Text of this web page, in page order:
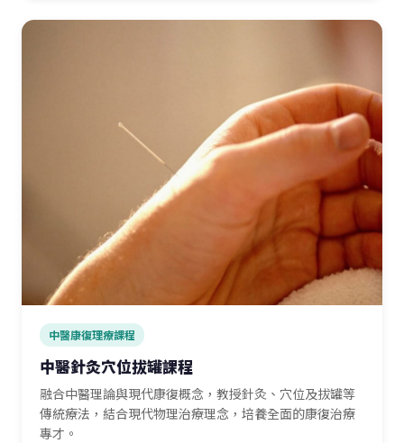
中醫康復理療課程
中醫針灸穴位拔罐課程
融合中醫理論與現代康復概念，教授針灸、穴位及拔罐等
傳統療法，結合現代物理治療理念，培養全面的康復治療
專才。